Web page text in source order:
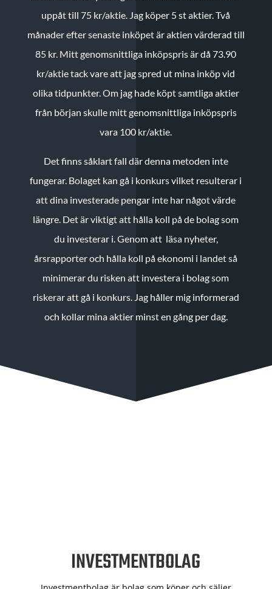
uppåt till 75 kr/aktie. Jag köper 5 st aktier.Två
månader efter senaste inköpet är aktien värderad till
85 kr. Mitt genomsnittliga inköpspris är då 73.90
kr/aktie tack vare att jag spred ut mina inköp vid
olika tidpunkter. Om jag hade köpt samtliga aktier
från början skulle mitt genomsnittliga inköpspris
vara 100 kr/aktie.
Det finns såklart fall där denna metoden inte
fungerar. Bolaget kan gå i konkurs vilket resulterar i
att dina investerade pengar inte har något värde
längre. Det är viktigt att hålla koll på de bolag som
du investerar i. Genom att läsa nyheter,
årsrapporter och hålla koll på ekonomi i landet så
minimerar du risken att investera i bolag som
riskerar att gå i konkurs. Jag håller mig informerad
och kollar mina aktier minst en gång per dag.
INVESTMENTBOLAG